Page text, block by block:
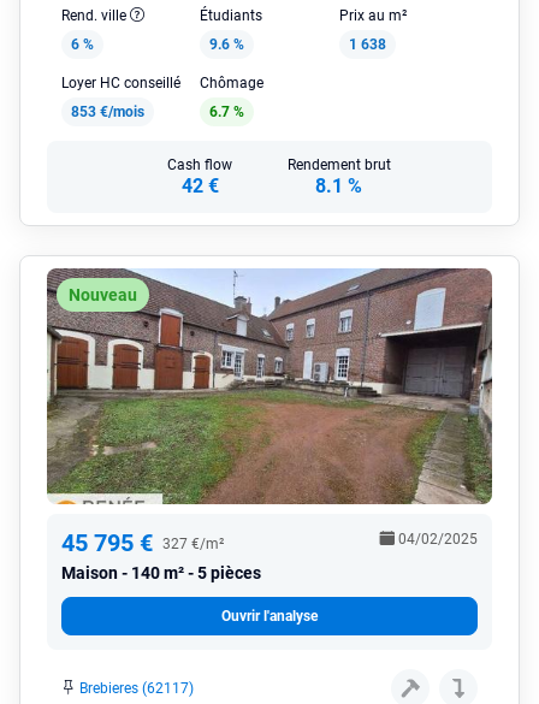
Rend. ville
6 %
Étudiants
9.6 %
Prix au m²
1 638
Loyer HC conseillé
853 €/mois
Chômage
6.7 %
Cash flow
42 €
Rendement brut
8.1 %
Nouveau
45 795 € 327 €/m²
Maison 140 m² - 5 pièces
04/02/2025
Ouvrir l'analyse
Brebieres (62117)